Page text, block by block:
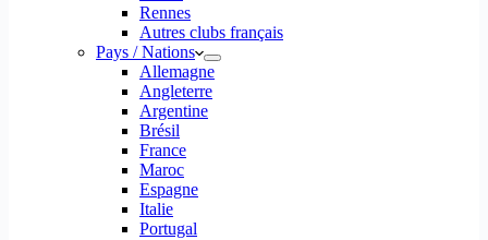
Rennes
Autres clubs français
Pays / Nations
Allemagne
Angleterre
Argentine
Brésil
France
Maroc
Espagne
Italie
Portugal